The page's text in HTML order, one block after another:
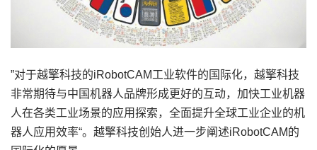
”对于越擎科技的iRobotCAM工业软件的国际化，越擎科技
非常期待与中国机器人品牌形成更好的互动，加快工业机器
人在各类工业场景的应用探索，全面提升全球工业企业的机
器人应用效率“。越擎科技创始人进一步阐述iRobotCAM的